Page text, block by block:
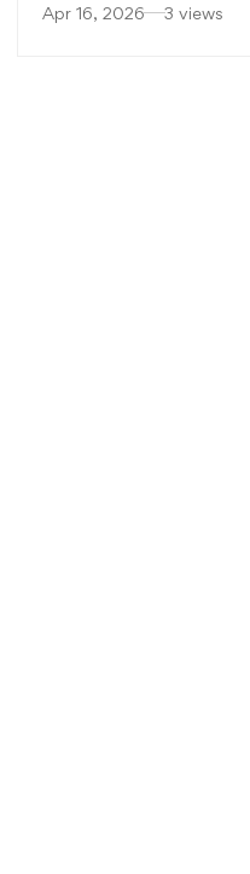
Apr 16, 2026 3 views